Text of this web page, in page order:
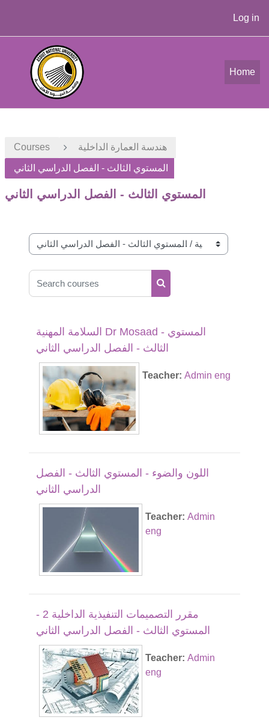
Log in
Home
Courses هندسة العمارة الداخلية
المستوي الثالث - الفصل الدراسي الثاني
المستوي الثالث - الفصل الدراسي الثاني
Course categories
Search courses
Search courses
السلامة المهنية Dr Mosaad - المستوي
الثالث - الفصل الدراسي الثاني
Teacher: Admin eng
اللون والضوء - المستوي الثالث - الفصل
الدراسي الثاني
Teacher: Admin
eng
مقرر التصميمات التنفيذية الداخلية 2 -
المستوي الثالث - الفصل الدراسي الثاني
Teacher: Admin
eng